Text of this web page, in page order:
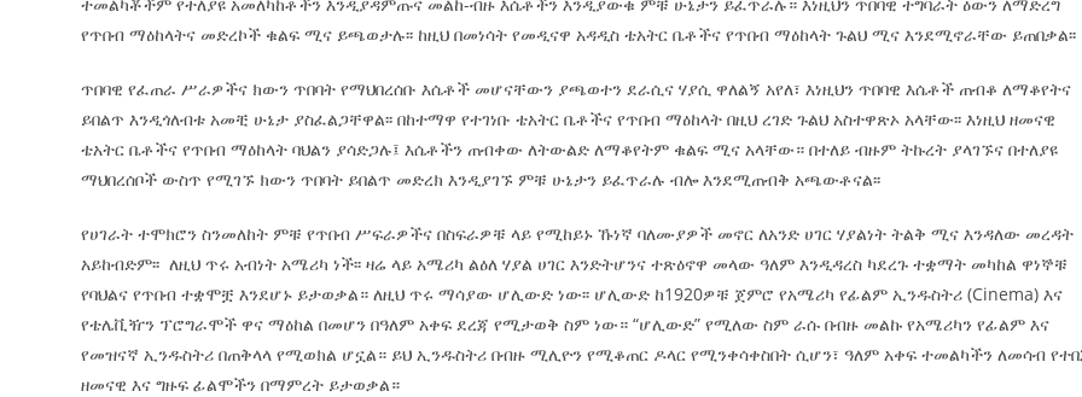
የጥበብ ማዕከላትና መድረኮች ቁልፍ ሚና ይጫወታሉ፡፡ ከዚህ በመነሳት የመዲናዋ አዳዲስ ቴአትር ቤቶችና የጥበብ ማዕከላት ጉልህ ሚና እንደሚኖራቸው ይጠበቃል፡፡
ጥበባዊ የፈጠራ ሥራዎችና ክውን ጥበባት የማህበረሰቡ እሴቶች መሆናቸውን ያጫወተን ደራሲና ሃያሲ ዋለልኝ አየለ፣ እነዚህን ጥበባዊ እሴቶች ጠብቆ ለማቆየትና
ይበልጥ እንዲጎለብቱ አመቺ ሁኔታ ያስፈልጋቸዋል፡፡ በከተማዋ የተገነቡ ቴአትር ቤቶችና የጥበብ ማዕከላት በዚህ ረገድ ጉልህ አስተዋጽኦ አላቸው፡፡ እነዚህ ዘመናዊ
ቴአትር ቤቶችና የጥበብ ማዕከላት ባህልን ያሳድጋሉ፤ እሴቶችን ጠብቀው ለትውልድ ለማቆየትም ቁልፍ ሚና አላቸው። በተለይ ብዙም ትኩረት ያላገኙና በተለያዩ
ማህበረሰቦች ውስጥ የሚገኙ ክውን ጥበባት ይበልጥ መድረክ እንዲያገኙ ምቹ ሁኔታን ይፈጥራሉ ብሎ እንደሚጠብቅ አጫውቶናል፡፡
የሀገራት ተሞክሮን ስንመለከት ምቹ የጥበብ ሥፍራዎችና በስፍራዎቹ ላይ የሚከይኑ ኹነኛ ባለሙያዎች መኖር ለአንድ ሀገር ሃያልነት ትልቅ ሚና እንዳለው መረዳት
አይከብድም፡፡ ለዚህ ጥሩ አብነት አሜሪካ ነች፡፡ ዛሬ ላይ አሜሪካ ልዕለ ሃያል ሀገር እንድትሆንና ተጽዕኖዋ መላው ዓለም እንዲዳረስ ካደረጉ ተቋማት መካከል ዋነኞቹ
የባህልና የጥበብ ተቋሞቿ እንደሆኑ ይታወቃል። ለዚህ ጥሩ ማሳያው ሆሊውድ ነው፡፡ ሆሊውድ ከ1920ዎቹ ጀምሮ የአሜሪካ የፊልም ኢንዱስትሪ (Cinema) እና
የቴሌቪዥን ፕሮግራሞች ዋና ማዕከል በመሆን በዓለም አቀፍ ደረጃ የሚታወቅ ስም ነው። “ሆሊውድ” የሚለው ስም ራሱ በብዙ መልኩ የአሜሪካን የፊልም እና
የመዝናኛ ኢንዱስትሪ በጠቅላላ የሚወክል ሆኗል። ይህ ኢንዱስትሪ በብዙ ሚሊዮን የሚቆጠር ዶላር የሚንቀሳቀስበት ሲሆን፣ ዓለም አቀፍ ተመልካችን ለመሳብ
ዘመናዊ እና ግዙፍ ፊልሞችን በማምረት ይታወቃል።